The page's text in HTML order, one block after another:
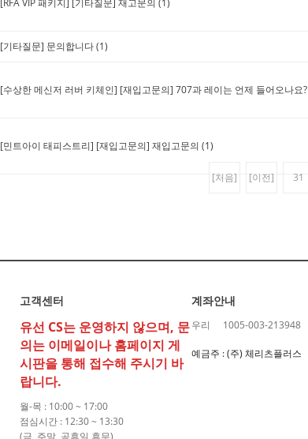
[기타질문] 문의합니다(1)
[수상한 메신저 러버 키체인] [재입고문의] 707과 레이는 언제 들어오나요?
[민트아이 태피스트리] [재입고문의] 재입고문의 (1)
[처음] [이전] 31
고객센터
유선 CS는 운영하지 않으며, 문
의는 이메일이나 홈페이지 게
시판을 통해 접수해 주시기 바
랍니다.
월-목 : 10:00 ~ 17:00
점심시간 : 12:30 ~ 13:30
(금, 주말, 공휴일 휴무)
계좌안내
우리 1005-003-213948
예금주 : (주) 체리츠플러스